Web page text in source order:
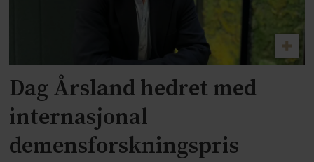
Dag Årsland hedret med
internasjonal
demensforskningspris